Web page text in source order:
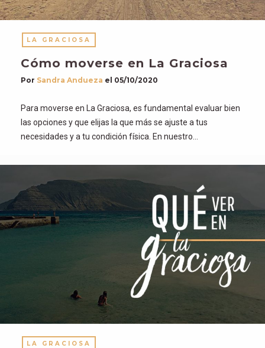
LA GRACIOSA
Cómo moverse en La Graciosa
Por Sandra Andueza el 05/10/2020
Para moverse en La Graciosa, es fundamental evaluar bien
las opciones y que elijas la que más se ajuste a tus
necesidades y a tu condición física. En nuestro…
LA GRACIOSA